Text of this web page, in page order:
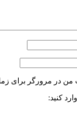
من در مرورگر برای
کنید: